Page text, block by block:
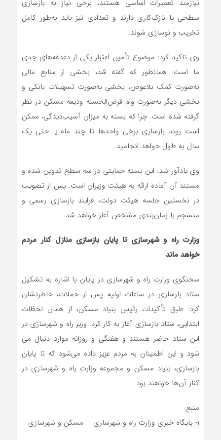
نیازمند تعمیرات اساسی هستند، برخی نیاز به بازسازی
سطحی یا نازک‌کاری دارند و تعدادی نیز باید به‌طور کامل
تخریب و نوسازی شوند.
وی تاکید کرد: موضوع تأمین اعتبار یکی از دغدغه‌های جدی
ما است. همانطور که گفته شد، بخشی از منابع مالی
به‌صورت کمک بلاعوض، بخشی به‌صورت تسهیلات بانکی و
بخشی دیگر به‌صورت وام قرض‌الحسنه ودیعه مسکن در نظر
گرفته شده است. چرا که بسته به میزان آسیب‌دیدگی، ممکن
است روند بازسازی برخی واحدها تا چند ماه یا حتی یک
سال به طول خواهد انجامید.
وی یادآور شد: این بسته حمایتی در سه سطح تدوین شده و
مستند آن آماده ارائه به هیئت وزیران است. پس از تصویب
در نخستین جلسه هیئت دولت، فرایند بازسازی رسمی و
منسجم با زمان‌بندی مشخص آغاز خواهد شد.
وزارت راه و شهرسازی تا پایان بازسازی منازل کنار مردم
خواهد ماند
سخنگوی وزارت راه و شهرسازی در پایان با اشاره به تشکیل
ستاد بازسازی در ساعات اولیه پس از حملات، خاطرنشان
کرد: طبق تأکیدات رئیس بنیاد مسکن، از همان لحظات
ابتدایی، ستاد بازسازی آغاز به کار کرد. وزیر راه و شهرسازی در
این ستاد حاضر هستند و هفتگی و روزانه موارد دنبال می
شود و این اطمینان به مردم عزیز داده می‌شود که تا پایان
بازسازی، بنیاد مسکن و مجموعه وزارت راه و شهرسازی در
کنار آن‌ها خواهند بود.
منبع:
1- پایگاه خبری وزارت راه و شهرسازی – مسکن و شهرسازی